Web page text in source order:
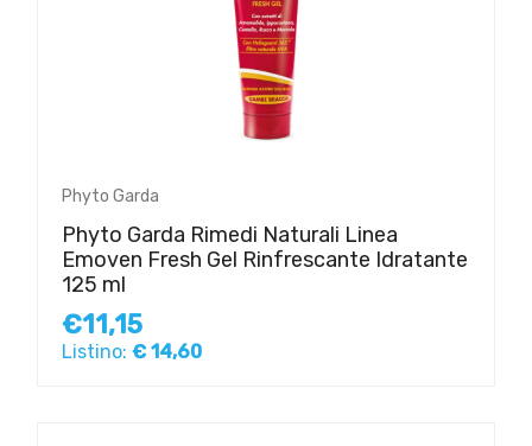
Phyto Garda
Phyto Garda Rimedi Naturali Linea
Emoven Fresh Gel Rinfrescante Idratante
125 ml
€11,15
Listino: € 14,60